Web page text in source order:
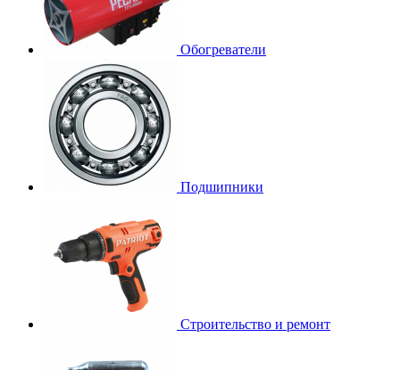
Обогреватели
Подшипники
Строительство и ремонт